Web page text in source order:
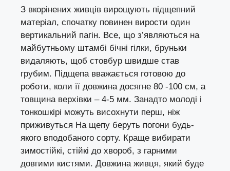
З вкорінених живців вирощують підщепний
матеріал, спочатку повинен вирости один
вертикальний пагін. Все, що з’являються на
майбутньому штамбі бічні гілки, бруньки
видаляють, щоб стовбур швидше став
грубим. Підщепа вважається готовою до
роботи, коли її довжина досягне 80 -100 см, а
товщина верхівки – 4-5 мм. Занадто молоді і
тонкошкірі можуть висохнути перш, ніж
приживуться На щепу беруть погони будь-
якого вподобаного сорту. Краще вибирати
зимостійкі, стійкі до хвороб, з гарними
довгими кистями. Довжина живця, який буде